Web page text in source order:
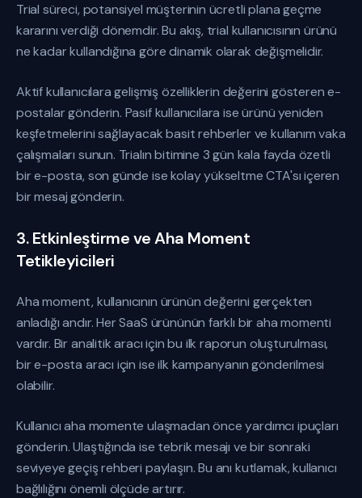
Trial süreci, potansiyel müşterinin ücretli plana geçme
kararını verdiği dönemdir. Bu akış, trial kullanıcısının ürünü
ne kadar kullandığına göre dinamik olarak değişmelidir.
Aktif kullanıcılara gelişmiş özelliklerin değerini gösteren e-
postalar gönderin. Pasif kullanıcılara ise ürünü yeniden
keşfetmelerini sağlayacak basit rehberler ve kullanım vaka
çalışmaları sunun. Trialın bitimine 3 gün kala fayda özetli
bir e-posta, son günde ise kolay yükseltme CTA'sı içeren
bir mesaj gönderin.
3. Etkinleştirme ve Aha Moment
Tetikleyicileri
Aha moment, kullanıcının ürünün değerini gerçekten
anladığı andır. Her SaaS ürününün farklı bir aha momenti
vardır. Bir analitik aracı için bu ilk raporun oluşturulması,
bir e-posta aracı için ise ilk kampanyanın gönderilmesi
olabilir.
Kullanıcı aha momente ulaşmadan önce yardımcı ipuçları
gönderin. Ulaştığında ise tebrik mesajı ve bir sonraki
seviyeye geçiş rehberi paylaşın. Bu anı kutlamak, kullanıcı
bağlılığını önemli ölçüde artırır.